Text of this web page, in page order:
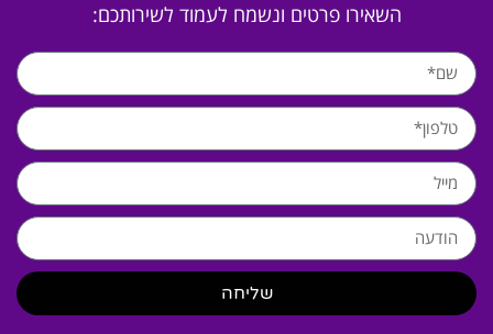
השאירו פרטים ונשמח לעמוד לשירותכם:
שליחה